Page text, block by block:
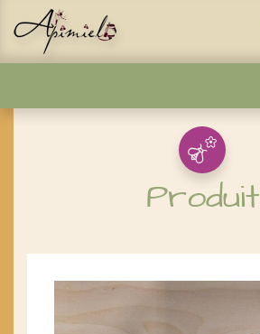
Produit
Panneau de gestion des cookies